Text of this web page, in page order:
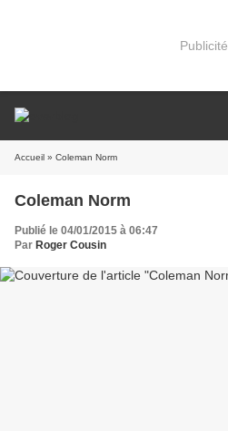
Publicité
Accueil » Coleman Norm
Coleman Norm
Publié le 04/01/2015 à 06:47
Par Roger Cousin